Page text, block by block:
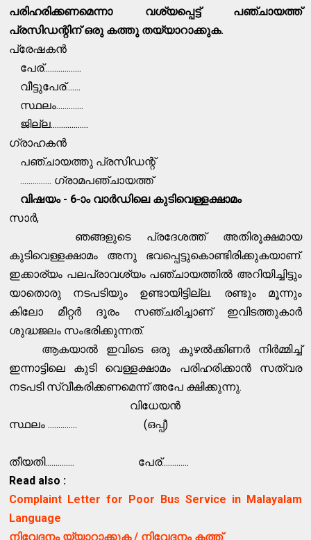
പരിഹരിക്കണമെന്നാ വശ്യപ്പെട്ട് പഞ്ചായത്ത്
പ്രസിഡന്റിന് ഒരു കത്തു തയ്യാറാക്കുക.
പ്രേഷകൻ
പേര്..................
വീട്ടുപേര്.......
സ്ഥലം.............
ജില്ല..................
ഗ്രാഹകൻ
പഞ്ചായത്തു പ്രസിഡന്റ്
............... ഗ്രാമപഞ്ചായത്ത്
വിഷയം - 6-ാം വാർഡിലെ കുടിവെള്ളക്ഷാമം
സാർ,
ഞങ്ങളുടെ പ്രദേശത്ത് അതിരൂക്ഷമായ
കുടിവെള്ളക്ഷാമം അനു ഭവപ്പെട്ടുകൊണ്ടിരിക്കുകയാണ്.
ഇക്കാര്യം പലപ്രാവശ്യം പഞ്ചായത്തിൽ അറിയിച്ചിട്ടും
യാതൊരു നടപടിയും ഉണ്ടായിട്ടില്ല. രണ്ടും മൂന്നും
കിലോ മീറ്റർ ദൂരം സഞ്ചരിച്ചാണ് ഇവിടത്തുകാർ
ശുദ്ധജലം സംഭരിക്കുന്നത്.
ആകയാൽ ഇവിടെ ഒരു കുഴൽക്കിണർ നിർമ്മിച്ച്
ഇന്നാട്ടിലെ കുടി വെള്ളക്ഷാമം പരിഹരിക്കാൻ സത്വര
നടപടി സ്വീകരിക്കണമെന്ന് അപേ ക്ഷിക്കുന്നു.
വിധേയൻ
സ്ഥലം .............. (ഒപ്പ്)
തീയതി.............. പേര്.............
Read also :
Complaint Letter for Poor Bus Service in Malayalam
Language
നിവേദനം യ്യാറാക്കുക / നിവേദനം കത്ത്